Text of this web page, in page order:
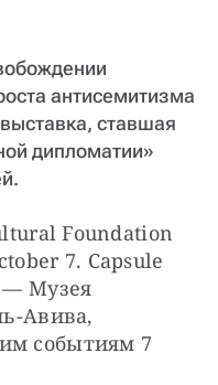
антисемитизма
ставшая
дипломатии»
Foundation
7. Capsule
— Музея
Авива,
событиям 7